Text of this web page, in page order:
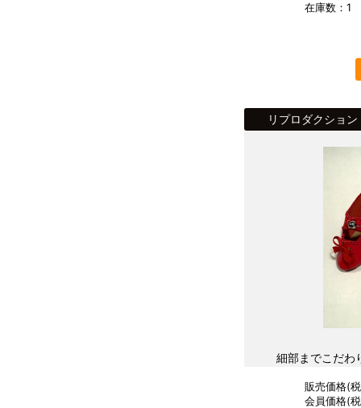
在庫数：1
リプロダクショ
細部までこだわ
販売価格(
会員価格(